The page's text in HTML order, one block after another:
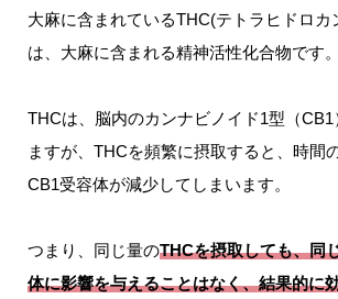
大麻に含まれているTHC(テトラヒドロカ
は、大麻に含まれる精神活性化合物です。
THCは、脳内のカンナビノイド1型（
ますが、THCを頻繁に摂取すると、時間
CB1受容体が減少してしまいます。
つまり、同じ量のTHCを摂取しても、同
体に影響を与えることはなく、結果的に